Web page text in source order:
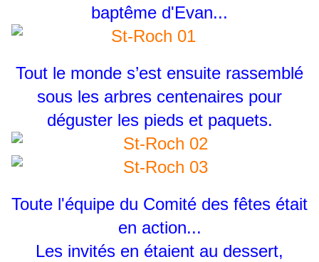
baptême d'Evan...
Tout le monde s’est ensuite rassemblé
sous les arbres centenaires pour
déguster les pieds et paquets.
Toute l'équipe du Comité des fêtes était
en action...
Les invités en étaient au dessert,